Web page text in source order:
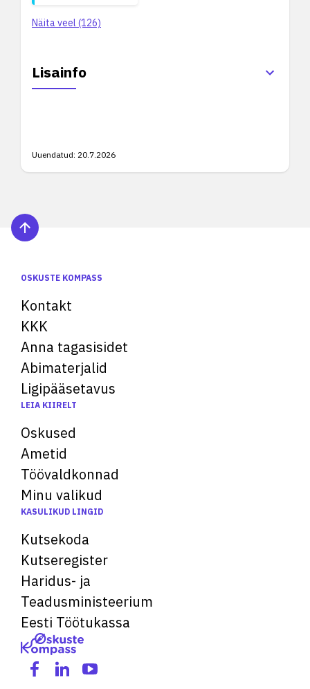
Näita veel (126)
Lisainfo
Uuendatud: 20.7.2026
OSKUSTE KOMPASS
Kontakt
KKK
Anna tagasisidet
Abimaterjalid
Ligipääsetavus
LEIA KIIRELT
Oskused
Ametid
Töövaldkonnad
Minu valikud
KASULIKUD LINGID
Kutsekoda
Kutseregister
Haridus- ja
Teadusministeerium
Eesti Töötukassa